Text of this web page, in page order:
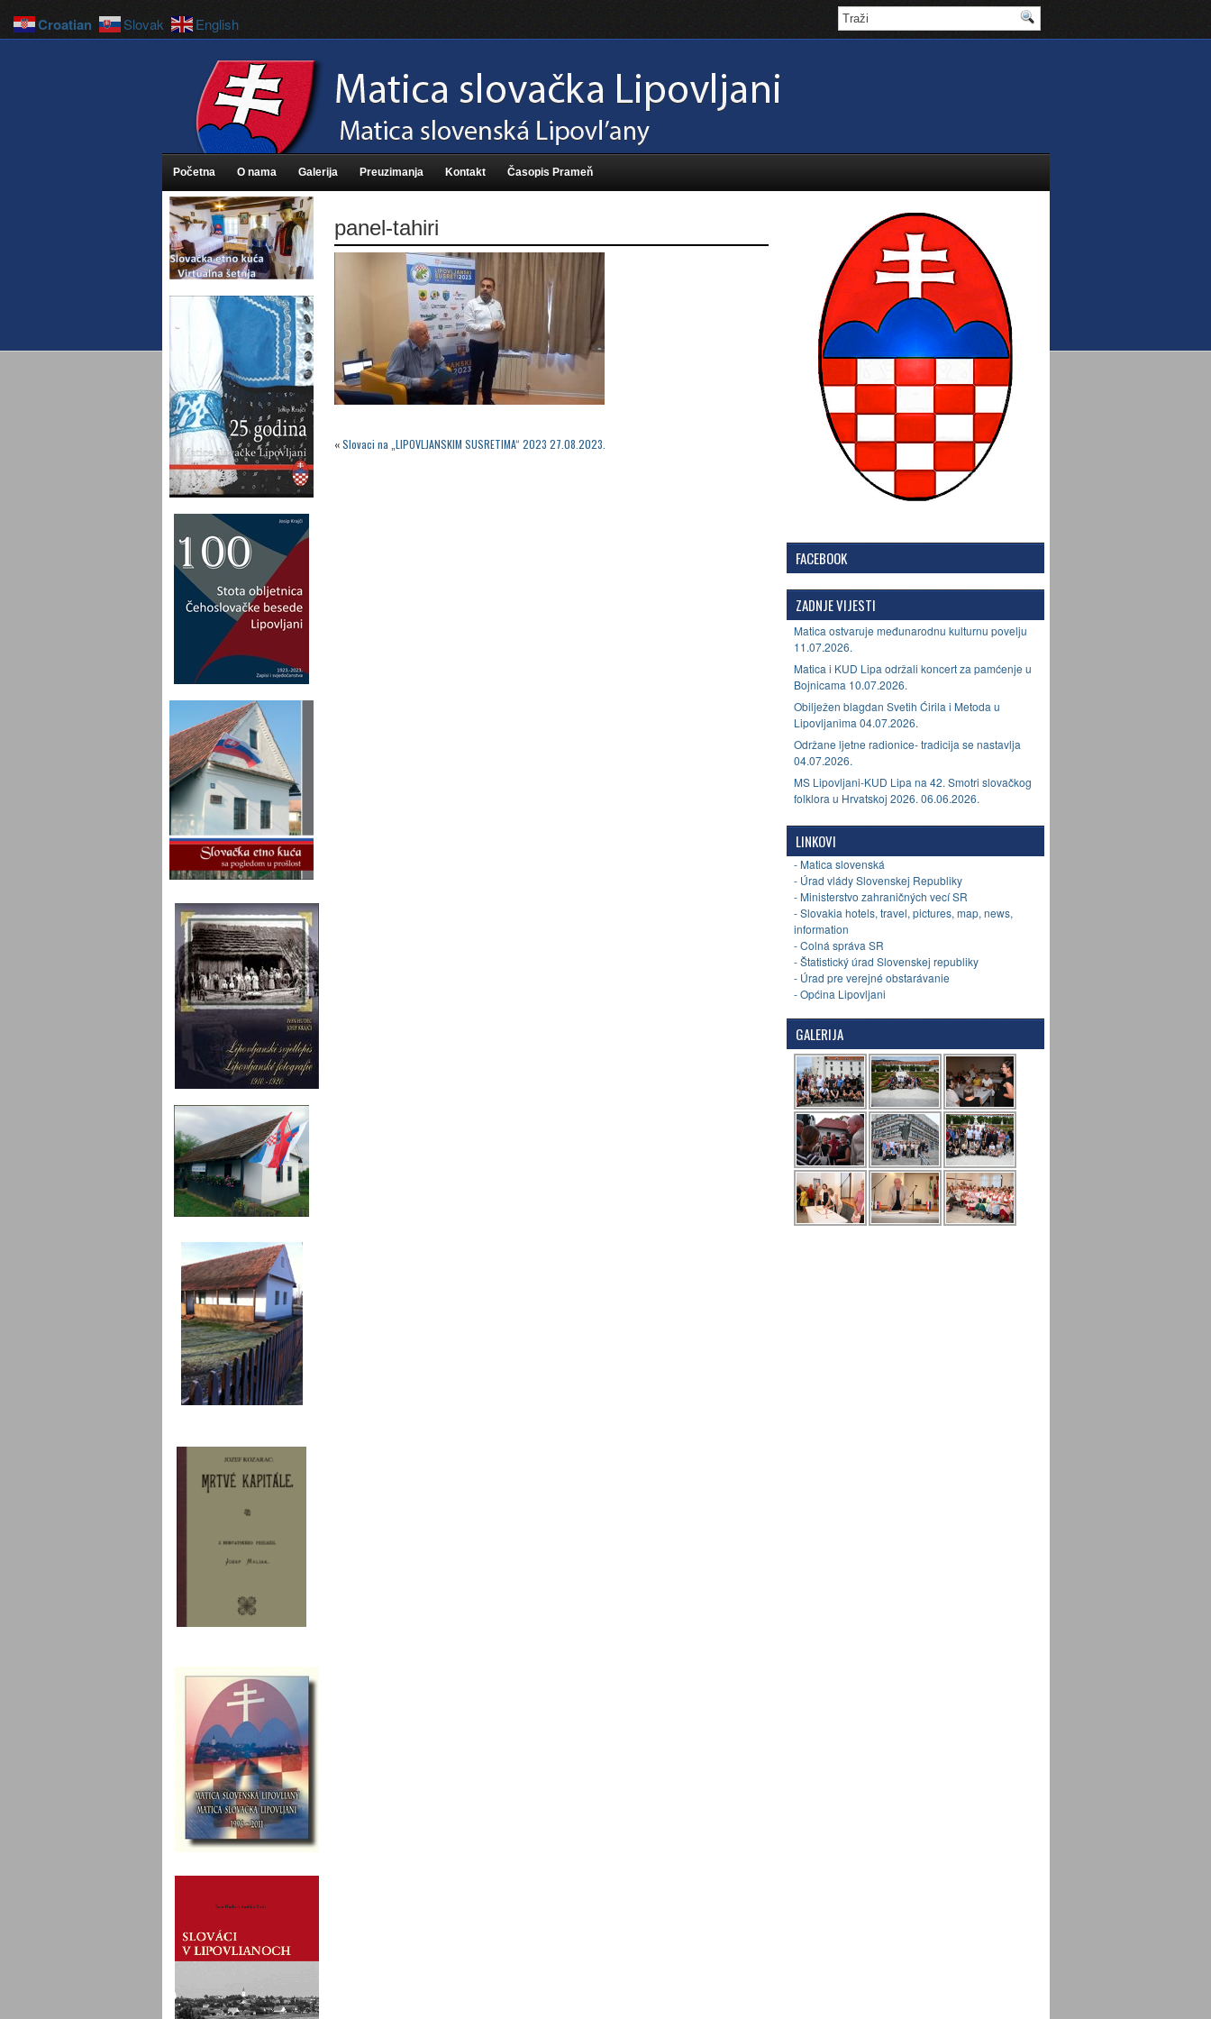
Početna O nama Galerija Preuzimanja Kontakt Časopis Prameň
panel-tahiri
«Slovaci na „LIPOVLJANSKIM SUSRETIMA“ 2023 27.08.2023.
FACEBOOK
ZADNJE VIJESTI
Matica ostvaruje međunarodnu kulturnu povelju
11.07.2026.
Matica i KUD Lipa održali koncert za pamćenje u
Bojnicama 10.07.2026.
Obilježen blagdan Svetih Ćirila i Metoda u
Lipovljanima 04.07.2026.
Održane ljetne radionice- tradicija se nastavlja
04.07.2026.
MS Lipovljani-KUD Lipa na 42. Smotri slovačkog
folklora u Hrvatskoj 2026. 06.06.2026.
LINKOVI
- Matica slovenská
- Úrad vlády Slovenskej Republiky
- Ministerstvo zahraničných vecí SR
- Slovakia hotels, travel, pictures, map, news,
information
- Colná správa SR
- Štatistický úrad Slovenskej republiky
- Úrad pre verejné obstarávanie
- Općina Lipovljani
GALERIJA
Croatian Slovak English